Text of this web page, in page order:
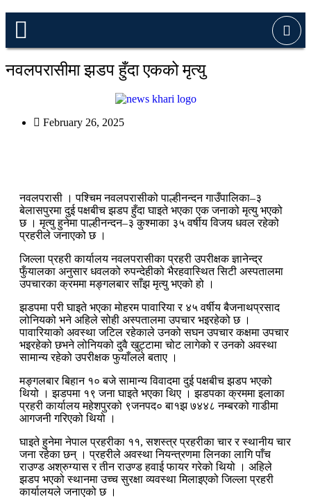
नवलपरासीमा झडप हुँदा एकको मृत्यु
February 26, 2025
नवलपरासी । पश्चिम नवलपरासीको पाल्हीनन्दन गाउँपालिका–३
बेलासपुरमा दुई पक्षबीच झडप हुँदा घाइते भएका एक जनाको मृत्यु भएको
छ । मृत्यु हुनेमा पाल्हीनन्दन–३ कुश्माका ३५ वर्षीय विजय धवल रहेको
प्रहरीले जनाएको छ ।
जिल्ला प्रहरी कार्यालय नवलपरासीका प्रहरी उपरीक्षक ज्ञानेन्द्र
फुँयालका अनुसार धवलको रुपन्देहीको भैरहवास्थित सिटी अस्पतालमा
उपचारका क्रममा मङ्गलबार साँझ मृत्यु भएको हो ।
झडपमा परी घाइते भएका मोहरम पावारिया र ४५ वर्षीय बैजनाथप्रसाद
लोनियको भने अहिले सोही अस्पतालमा उपचार भइरहेको छ ।
पावारियाको अवस्था जटिल रहेकाले उनको सघन उपचार कक्षमा उपचार
भइरहेको छभने लोनियको दुवै खुट्टामा चोट लागेको र उनको अवस्था
सामान्य रहेको उपरीक्षक फुयाँलले बताए ।
मङ्गलबार बिहान १० बजे सामान्य विवादमा दुई पक्षबीच झडप भएको
थियो । झडपमा १९ जना घाइते भएका थिए । झडपका क्रममा इलाका
प्रहरी कार्यालय महेशपुरको ९जनपद० बा१झ ७४४८ नम्बरको गाडीमा
आगजनी गरिएको थियो ।
घाइते हुनेमा नेपाल प्रहरीका ११, सशस्त्र प्रहरीका चार र स्थानीय चार
जना रहेका छन् । प्रहरीले अवस्था नियन्त्रणमा लिनका लागि पाँच
राउण्ड अश्रुग्यास र तीन राउण्ड हवाई फायर गरेको थियो । अहिले
झडप भएको स्थानमा उच्च सुरक्षा व्यवस्था मिलाइएको जिल्ला प्रहरी
कार्यालयले जनाएको छ ।